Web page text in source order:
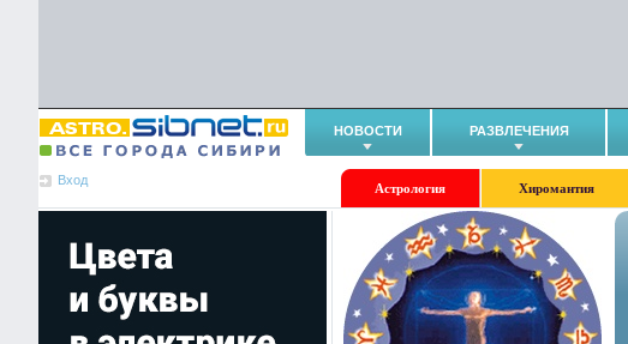
НОВОСТИ РАЗВЛЕЧЕНИЯ
Вход
Астрология Хиромантия